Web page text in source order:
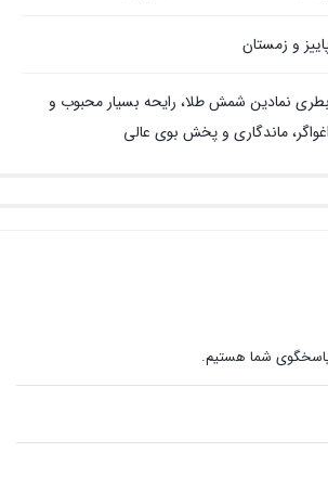
و زمستان
بطری نمادین شمش طلا، رایحه بسیار محبوب و
اغواگر، ماندگاری و پخش بوی عالی